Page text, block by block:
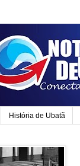
História de Ubatã